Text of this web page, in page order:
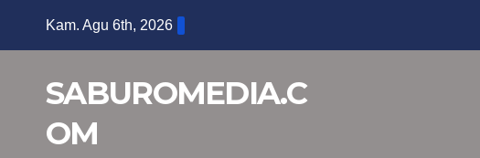
Kam. Agu 6th, 2026
SABUROMEDIA.C
OM